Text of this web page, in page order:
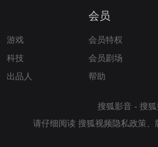
游戏
科技
出品人
会员
会员特权
会员剧场
帮助
搜狐影音 - 搜
请仔细阅读 搜狐视频隐私政策 、